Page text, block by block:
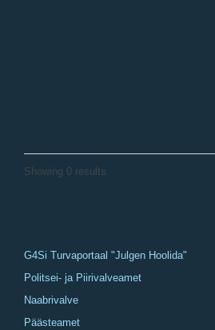
Showing 0 results
G4Si Turvaportaal "Julgen Hoolida"
Politsei- ja Piirivalveamet
Naabrivalve
Päästeamet